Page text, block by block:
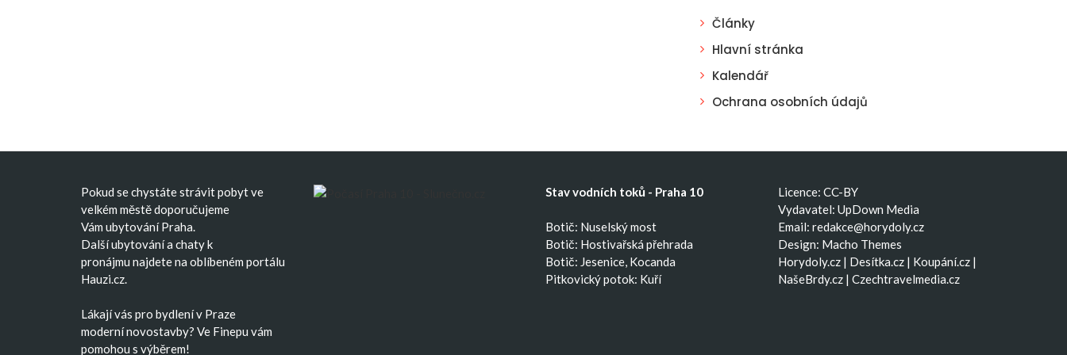
Články
Hlavní stránka
Kalendář
Ochrana osobních údajů
Pokud se chystáte strávit pobyt ve
velkém městě doporučujeme
Vám ubytování Praha.
Dalšíubytovánía chaty k
pronájmu najdete na oblíbeném portálu
Hauzi.cz.
Lákají vás pro bydlení v Praze
modernínovostavby? Ve Finepu vám
pomohou s výběrem!
Stav vodních toků - Praha 10
Botič: Nuselský most
Botič: Hostivařská přehrada
Botič: Jesenice, Kocanda
Pitkovický potok: Kuří
Licence: CC-BY
Vydavatel: UpDown Media
Email: redakce@horydoly.cz
Design: Macho Themes
Horydoly.cz| Desítka.cz| Koupání.cz|
NašeBrdy.cz| Czechtravelmedia.cz